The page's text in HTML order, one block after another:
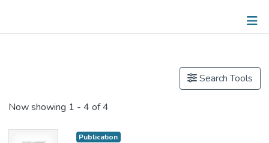
Search Tools
Now showing 1 - 4 of 4
Publication